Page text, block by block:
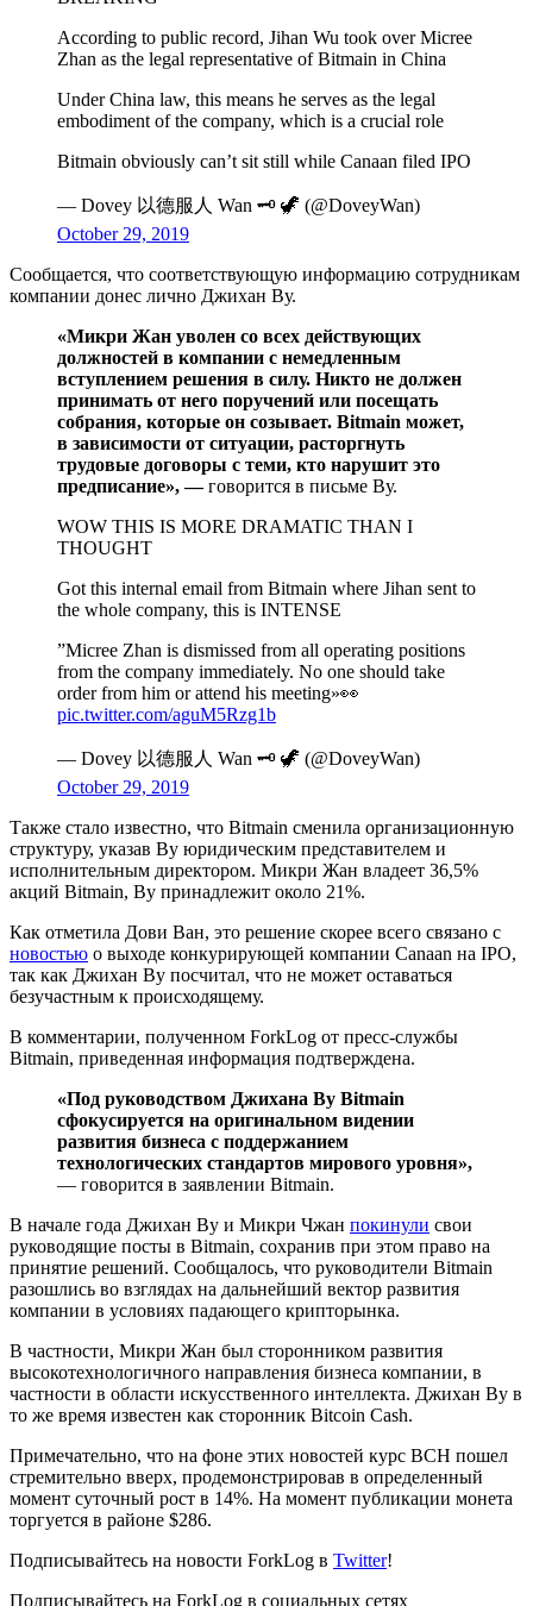
According to public record, Jihan Wu took over Micree
Zhan as the legal representative of Bitmain in China
Under China law, this means he serves as the legal
embodiment of the company, which is a crucial role
Bitmain obviously can’t sit still while Canaan filed IPO
— Dovey 以德服人 Wan 🗝 🦖 (@DoveyWan)
October 29, 2019
Сообщается, что соответствующую информацию сотрудникам
компании донес лично Джихан Ву.
«Микри Жан уволен со всех действующих
должностей в компании с немедленным
вступлением решения в силу. Никто не должен
принимать от него поручений или посещать
собрания, которые он созывает. Bitmain может,
в зависимости от ситуации, расторгнуть
трудовые договоры с теми, кто нарушит это
предписание», —говорится в письме Ву.
WOW THIS IS MORE DRAMATIC THAN I
THOUGHT
Got this internal email from Bitmain where Jihan sent to
the whole company, this is INTENSE
”Micree Zhan is dismissed from all operating positions
from the company immediately. No one should take
order from him or attend his meeting»👀
pic.twitter.com/aguM5Rzg1b
— Dovey 以德服人 Wan 🗝 🦖 (@DoveyWan)
October 29, 2019
Также стало известно, что Bitmain сменила организационную
структуру, указав Ву юридическим представителем и
исполнительным директором. Микри Жан владеет 36,5%
акций Bitmain, Ву принадлежит около 21%.
Как отметила Дови Ван, это решение скорее всего связано с
новостью о выходе конкурирующей компании Canaan на IPO,
так как Джихан Ву посчитал, что не может оставаться
безучастным к происходящему.
В комментарии, полученном ForkLog от пресс-службы
Bitmain, приведенная информация подтверждена.
«Под руководством Джихана Ву Bitmain
сфокусируется на оригинальном видении
развития бизнеса с поддержанием
технологических стандартов мирового уровня»,
— говорится в заявлении Bitmain.
В начале года Джихан Ву и Микри Чжан покинули свои
руководящие посты в Bitmain, сохранив при этом право на
принятие решений. Сообщалось, что руководители Bitmain
разошлись во взглядах на дальнейший вектор развития
компании в условиях падающего крипторынка.
В частности, Микри Жан был сторонником развития
высокотехнологичного направления бизнеса компании, в
частности в области искусственного интеллекта. Джихан Ву в
то же время известен как сторонник Bitcoin Cash.
Примечательно, что на фоне этих новостей курс BCH пошел
стремительно вверх, продемонстрировав в определенный
момент суточный рост в 14%. На момент публикации монета
торгуется в районе $286.
Подписывайтесь на новости ForkLog в Twitter!
Подписывайтесь на ForkLog в социальных сетях